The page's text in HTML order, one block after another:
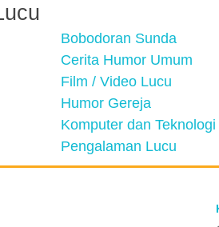
Bobodoran Sunda
Cerita Humor Umum
Film / Video Lucu
Humor Gereja
Komputer dan Teknologi
Pengalaman Lucu